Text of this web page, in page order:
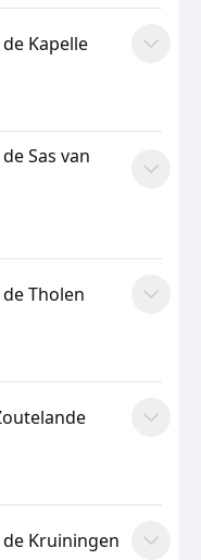
Kapelle
Sas van
Tholen
Kruiningen